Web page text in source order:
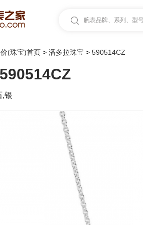
腕表品牌、系列、型
(珠宝)首页 > 潘多拉珠宝 > 590514CZ
,银